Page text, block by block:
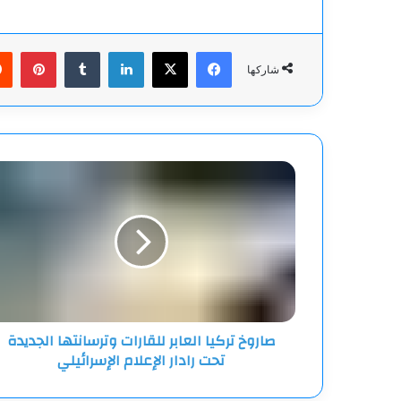
شاركها
فيسبوك
‫X لينكدإن
صاروخ
تركيا
العابر
للقارات
وترسانتها
الجديدة
تحت
رادار
الإعلام
الإسرائيلي
صاروخ تركيا العابر للقارات وترسانتها الجديدة
تحت رادار الإعلام الإسرائيلي